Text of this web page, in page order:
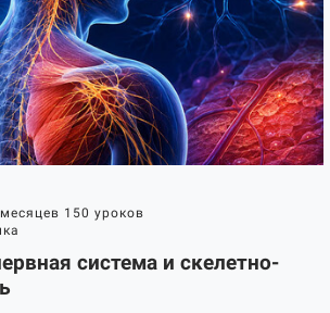
150 уроков
система и скелетно-